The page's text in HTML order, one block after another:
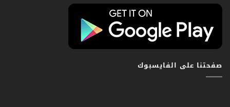
صفحتنا على الفايسبوك